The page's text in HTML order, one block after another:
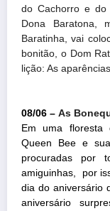
do Cachorro e do
Dona Baratona,
Baratinha, vai
bonitão, o Dom
lição: As
08/06 – As
Em uma floresta
Queen Bee e
procuradas por
amiguinhas, por
dia do aniversário
aniversário